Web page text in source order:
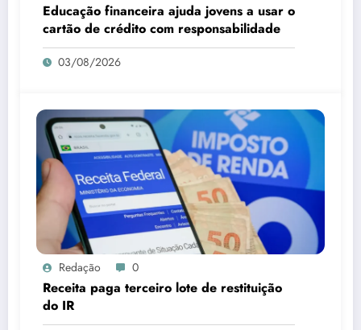
Educação financeira ajuda jovens a usar o
cartão de crédito com responsabilidade
03/08/2026
Redação 0
Receita paga terceiro lote de restituição
do IR